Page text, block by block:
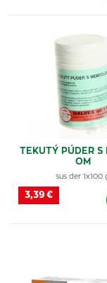
TEKUTÝ PÚDER S
OM
sus der 1x100
3,39 €